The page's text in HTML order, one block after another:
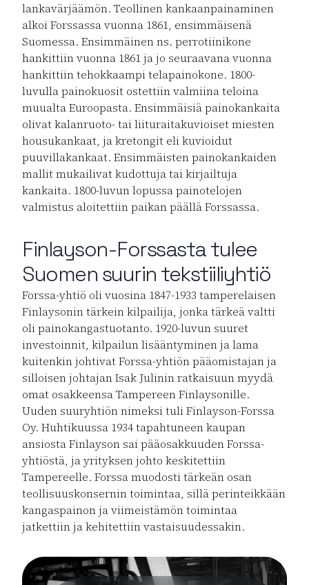
lankavärjäämön. Teollinen kankaanpainaminen
alkoi Forssassa vuonna 1861, ensimmäisenä
Suomessa. Ensimmäinen ns. perrotiinikone
hankittiin vuonna 1861 ja jo seuraavana vuonna
hankittiin tehokkaampi telapainokone. 1800-
luvulla painokuosit ostettiin valmiina teloina
muualta Euroopasta. Ensimmäisiä painokankaita
olivat kalanruoto- tai liituraitakuvioiset miesten
housukankaat, ja kretongit eli kuvioidut
puuvillakankaat. Ensimmäisten painokankaiden
mallit mukailivat kudottuja tai kirjailtuja
kankaita. 1800-luvun lopussa painotelojen
valmistus aloitettiin paikan päällä Forssassa.
Finlayson-Forssasta tulee
Suomen suurin tekstiiliyhtiö
Forssa-yhtiö oli vuosina 1847-1933 tamperelaisen
Finlaysonin tärkein kilpailija, jonka tärkeä valtti
oli painokangastuotanto. 1920-luvun suuret
investoinnit, kilpailun lisääntyminen ja lama
kuitenkin johtivat Forssa-yhtiön pääomistajan ja
silloisen johtajan Isak Julinin ratkaisuun myydä
omat osakkeensa Tampereen Finlaysonille.
Uuden suuryhtiön nimeksi tuli Finlayson-Forssa
Oy. Huhtikuussa 1934 tapahtuneen kaupan
ansiosta Finlayson sai pääosakkuuden Forssa-
yhtiöstä, ja yrityksen johto keskitettiin
Tampereelle. Forssa muodosti tärkeän osan
teollisuuskonsernin toimintaa, sillä perinteikkään
kangaspainon ja viimeistämön toimintaa
jatkettiin ja kehitettiin vastaisuudessakin.